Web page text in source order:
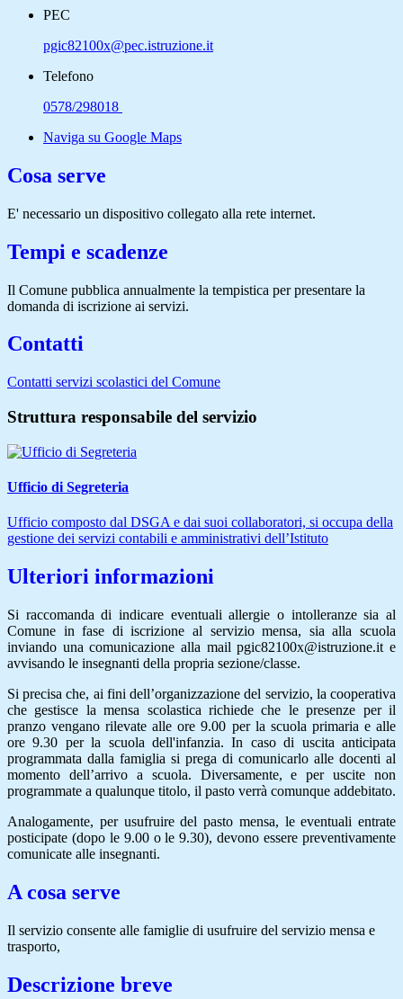
PEC
pgic82100x@pec.istruzione.it
Telefono
0578/298018
Naviga su Google Maps
Cosa serve
E' necessario un dispositivo collegato alla rete internet.
Tempi e scadenze
Il Comune pubblica annualmente la tempistica per presentare la
domanda di iscrizione ai servizi.
Contatti
Contatti servizi scolastici del Comune
Struttura responsabile del servizio
Ufficio di Segreteria
Ufficio composto dal DSGA e dai suoi collaboratori, si occupa della
gestione dei servizi contabili e amministrativi dell’Istituto
Ulteriori informazioni
Si raccomanda di indicare eventuali allergie o intolleranze sia al
Comune in fase di iscrizione al servizio mensa, sia alla scuola
inviando una comunicazione alla mail pgic82100x@istruzione.it e
avvisando le insegnanti della propria sezione/classe.
Si precisa che, ai fini dell’organizzazione del servizio, la cooperativa
che gestisce la mensa scolastica richiede che le presenze per il
pranzo vengano rilevate alle ore 9.00 per la scuola primaria e alle
ore 9.30 per la scuola dell'infanzia. In caso di uscita anticipata
programmata dalla famiglia si prega di comunicarlo alle docenti al
momento dell’arrivo a scuola. Diversamente, e per uscite non
programmate a qualunque titolo, il pasto verrà comunque addebitato.
Analogamente, per usufruire del pasto mensa, le eventuali entrate
posticipate (dopo le 9.00 o le 9.30), devono essere preventivamente
comunicate alle insegnanti.
A cosa serve
Il servizio consente alle famiglie di usufruire del servizio mensa e
trasporto,
Descrizione breve